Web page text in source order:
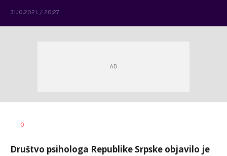
31.10.2021. / 20:27
AUTOR
0
Društvo psihologa Republike Srpske objavilo je